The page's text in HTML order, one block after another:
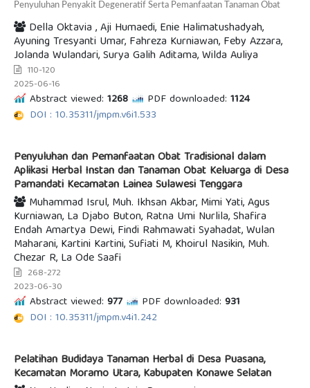
Penyuluhan Penyakit Degeneratif Serta Pemanfaatan Tanaman Obat
Della Oktavia , Aji Humaedi, Enie Halimatushadyah,
Ayuning Tresyanti Umar, Fahreza Kurniawan, Feby Azzara,
Jolanda Wulandari, Surya Galih Aditama, Wilda Auliya
110-120
2025-06-16
Abstract viewed: 1268 PDF downloaded: 1124
DOI : 10.35311/jmpm.v6i1.533
Penyuluhan dan Pemanfaatan Obat Tradisional dalam
Aplikasi Herbal Instan dan Tanaman Obat Keluarga di Desa
Pamandati Kecamatan Lainea Sulawesi Tenggara
Muhammad Isrul, Muh. Ikhsan Akbar, Mimi Yati, Agus
Kurniawan, La Djabo Buton, Ratna Umi Nurlila, Shafira
Endah Amartya Dewi, Findi Rahmawati Syahadat, Wulan
Maharani, Kartini Kartini, Sufiati M, Khoirul Nasikin, Muh.
Chezar R, La Ode Saafi
268-272
2023-06-30
Abstract viewed: 977 PDF downloaded: 931
DOI : 10.35311/jmpm.v4i1.242
Pelatihan Budidaya Tanaman Herbal di Desa Puasana,
Kecamatan Moramo Utara, Kabupaten Konawe Selatan